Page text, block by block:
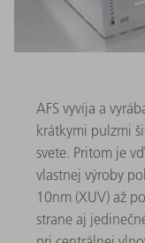
AFS vyvíja a
krátkymi pulzmi
svete. Pritom je
vlastnej výroby
10nm (XUV) až
strane aj